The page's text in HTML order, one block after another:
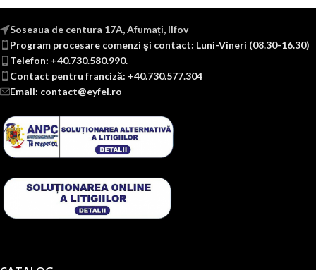
Soseaua de centura 17A, Afumați, Ilfov
Program procesare comenzi și contact: Luni-Vineri (08.30-16.30)
Telefon: +40.730.580.990.
Contact pentru franciză: +40.730.577.304
Email: contact@eyfel.ro